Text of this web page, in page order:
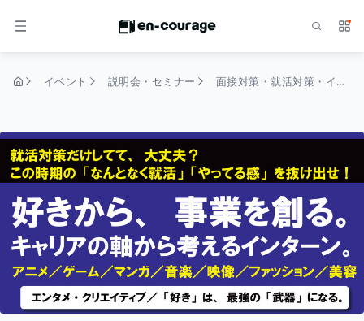
メニュー サ
イベント 説明会・セミナー 面接対策・就活対策・インターン探し、ちょっと待って！その前に知るべき、キャリアの選び方。「なんとなく選ぶ人」がハマる落とし穴。「それ、本当にやりたいこと？」